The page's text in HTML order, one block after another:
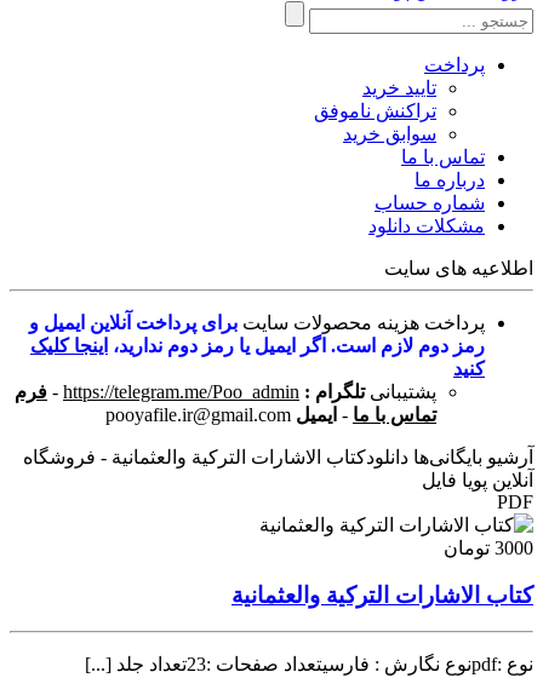
پرداخت
تایید خرید
تراکنش ناموفق
سوابق خرید
تماس با ما
درباره ما
شماره حساب
مشکلات دانلود
اطلاعیه های سایت
پرداخت هزینه محصولات سایت برای پرداخت آنلاین ایمیل و
رمز دوم لازم است. اگر ایمیل یا رمز دوم ندارید، اینجا کلیک
کنید
پشتیبانی تلگرام : https://telegram.me/Poo_admin
- فرم
تماس با ما - ایمیل pooyafile.ir@gmail.com
آرشیو بایگانی‌ها دانلودكتاب الاشارات التركية والعثمانية - فروشگاه
آنلاین پویا فایل
PDF
3000 تومان
كتاب الاشارات التركية والعثمانية
نوع :pdfنوع نگارش : فارسیتعداد صفحات :23تعداد جلد [...]